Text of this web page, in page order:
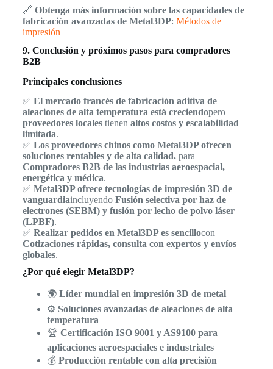
🔗 Obtenga más información sobre las capacidades de
fabricación avanzadas de Metal3DP: Métodos de
impresión
9. Conclusión y próximos pasos para compradores
B2B
Principales conclusiones
✅ El mercado francés de fabricación aditiva de
aleaciones de alta temperatura está creciendopero
proveedores localestienen altos costos y escalabilidad
limitada.
✅ Los proveedores chinos como Metal3DP ofrecen
soluciones rentables y de alta calidad.para
Compradores B2B de las industrias aeroespacial,
energética y médica.
✅ Metal3DP ofrece tecnologías de impresión 3D de
vanguardiaincluyendo Fusión selectiva por haz de
electrones (SEBM) y fusión por lecho de polvo láser
(LPBF).
✅ Realizar pedidos en Metal3DP es sencillocon
Cotizaciones rápidas, consulta con expertos y envíos
globales.
¿Por qué elegir Metal3DP?
🌍 Líder mundial en impresión 3D de metal
⚙️ Soluciones avanzadas de aleaciones de alta
temperatura
🏆 Certificación ISO 9001 y AS9100 para
aplicaciones aeroespaciales e industriales
💰 Producción rentable con alta precisión